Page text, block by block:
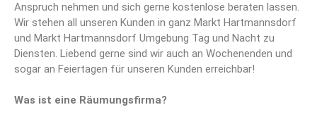
Anspruch nehmen und sich gerne kostenlose beraten lassen.
Wir stehen all unseren Kunden in ganz Markt Hartmannsdorf
und Markt Hartmannsdorf Umgebung Tag und Nacht zu
Diensten. Liebend gerne sind wir auch an Wochenenden und
sogar an Feiertagen für unseren Kunden erreichbar!
Was ist eine Räumungsfirma?